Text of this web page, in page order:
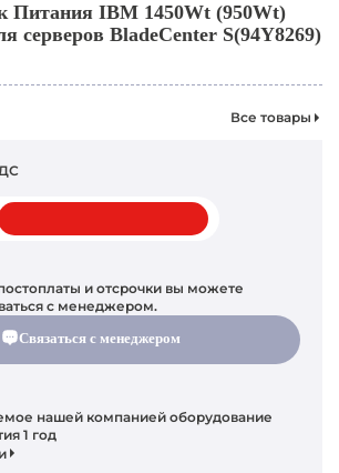
Питания IBM 1450Wt (950Wt)
серверов BladeCenter S(94Y8269)
Все товары
и отсрочки вы можете
с менеджером.
Связаться с менеджером
нашей компанией оборудование
1 год